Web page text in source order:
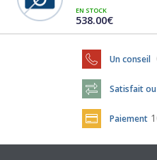
EN STOCK
538.00€
Un conseil
Satisfait ou
Paiement